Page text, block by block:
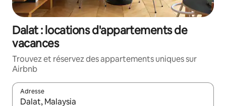
Dalat : locations d'appartements de
vacances
Trouvez et réservez des appartements uniques sur
Airbnb
Adresse
Lorsque les résultats s'affichent, utilisez les flèches vers le